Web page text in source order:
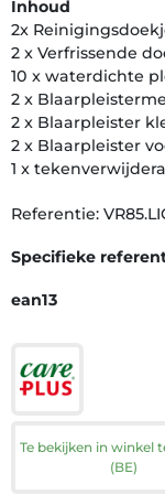
Inhoud
2x
2 x Verfrissende
10 x waterdichte
2 x
2 x Blaarpleister
2 x Blaarpleister
1 x
Referentie:
Specifieke
ean13
Te bekijken in winkel
(BE)